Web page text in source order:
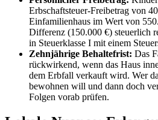
Erbschaftsteuer-Freibetrag von
Einfamilienhaus im Wert von
Differenz (150.000 €) steuerlich
in Steuerklasse I mit einem
Zehnjährige Behaltefrist: Das
rückwirkend, wenn das Haus
dem Erbfall verkauft wird. Wer
bewohnen will und dann doch
Folgen vorab prüfen.